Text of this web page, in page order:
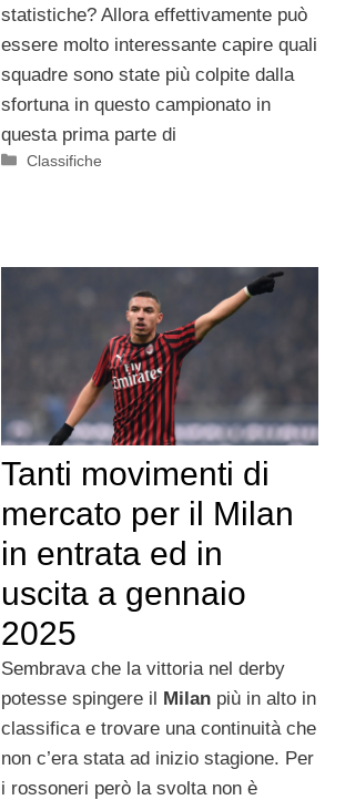
statistiche? Allora effettivamente può
essere molto interessante capire quali
squadre sono state più colpite dalla
sfortuna in questo campionato in
questa prima parte di
Categorie
Classifiche
Tanti movimenti di
mercato per il Milan
in entrata ed in
uscita a gennaio
2025
Sembrava che la vittoria nel derby
potesse spingere il Milanpiù in alto in
classifica e trovare una continuità che
non c’era stata ad inizio stagione. Per
i rossoneri però la svolta non è